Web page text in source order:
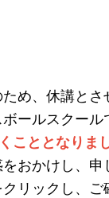
め、休講と
ールスクール
こととなりまし
おかけし、申
リックし、ご